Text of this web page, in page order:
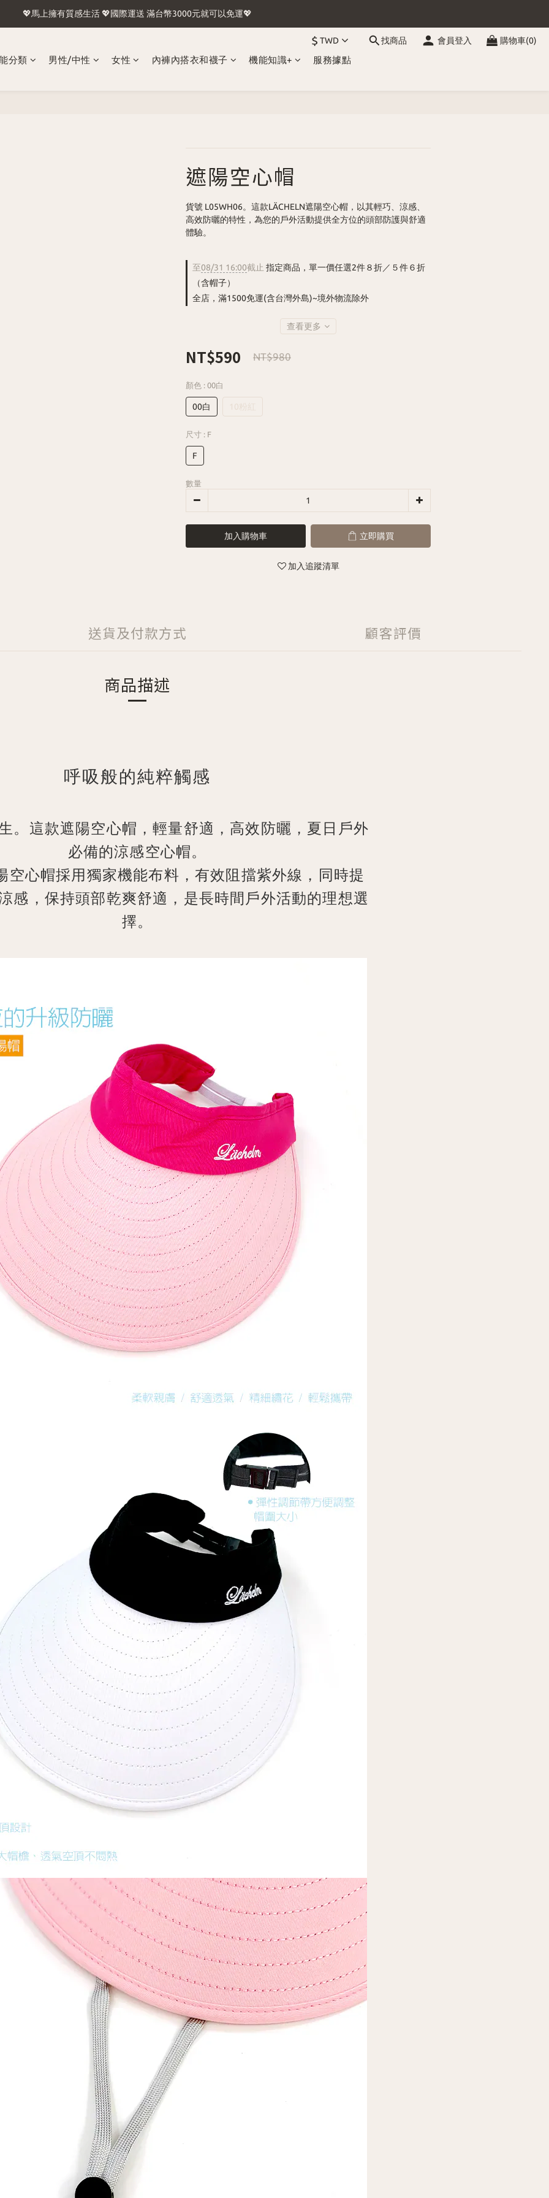
🍢台灣含外島滿1500免運🛫國際運送 滿台幣3000元就可以免運🛬
💖馬上擁有質感生活 💖國際運送 滿台幣3000元就可以免運💖
$ TWD 找商品 會員登入 購物車(0)
分類 男性/中性 女性 內褲內搭衣和襪子 機能知識+ 服務據點
遮陽空心帽
貨號 L05WH06。這款LÄCHELN遮陽空心帽，以其輕巧、涼感、
高效防曬的特性，為您的戶外活動提供全方位的頭部防護與舒適
體驗。
至08/31 16:00截止 指定商品，單一價任選2件８折／５件６折
（含帽子）
全店，滿1500免運(含台灣外島)~境外物流除外
查看更多
NT$590 NT$980
顏色 : 00白
00白 10粉紅
尺寸 : F
F
數量
加入購物車 立即購買
加入追蹤清單
送貨及付款方式 顧客評價
商品描述
呼吸般的純粹觸感
。這款遮陽空心帽，輕量舒適，高效防曬，夏日戶外
必備的涼感空心帽。
空心帽採用獨家機能布料，有效阻擋紫外線，同時提
感，保持頭部乾爽舒適，是長時間戶外活動的理想選
擇。